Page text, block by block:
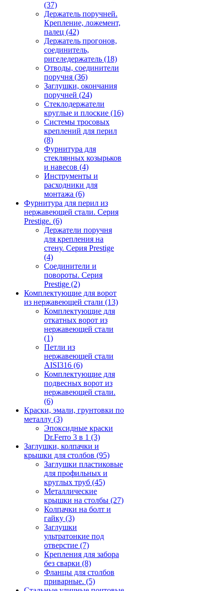
(37)
Держатель поручней.
Крепление, ложемент,
палец (42)
Держатель прогонов,
соединитель,
ригеледержатель (18)
Отводы, соединители
поручня (36)
Заглушки, окончания
поручней (24)
Стеклодержатели
круглые и плоские (16)
Системы тросовых
креплений для перил
(8)
Фурнитура для
стеклянных козырьков
и навесов (4)
Инструменты и
расходники для
монтажа (6)
Фурнитура для перил из
нержавеющей стали. Серия
Prestige. (6)
Держатели поручня
для крепления на
стену. Серия Prestige
(4)
Соединители и
повороты. Серия
Prestige (2)
Комплектующие для ворот
из нержавеющей стали (13)
Комплектующие для
откатных ворот из
нержавеющей стали
(1)
Петли из
нержавеющей стали
AISI316 (6)
Комплектующие для
подвесных ворот из
нержавеющей стали.
(6)
Краски, эмали, грунтовки по
металлу (3)
Эпоксидные краски
Dr.Ferro 3 в 1 (3)
Заглушки, колпачки и
крышки для столбов (95)
Заглушки пластиковые
для профильных и
круглых труб (45)
Металлические
крышки на столбы (27)
Колпачки на болт и
гайку (3)
Заглушки
ультратонкие под
отверстие (7)
Крепления для забора
без сварки (8)
Фланцы для столбов
приварные. (5)